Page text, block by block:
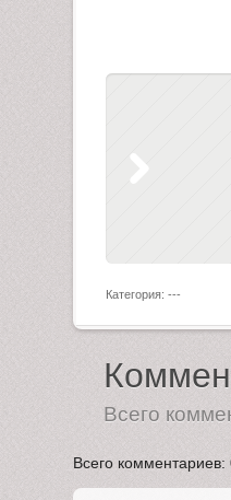
Категория: ---
Всего
Всего комментариев: